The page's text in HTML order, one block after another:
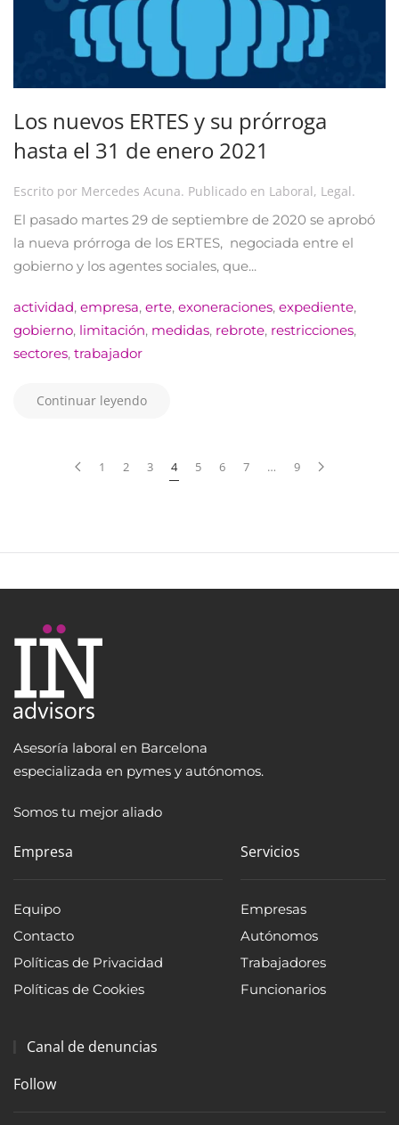
Los nuevos ERTES y su prórroga
hasta el 31 de enero 2021
Escrito por Mercedes Acuna. Publicado en Laboral, Legal.
El pasado martes 29 de septiembre de 2020 se aprobó
la nueva prórroga de los ERTES, negociada entre el
gobierno y los agentes sociales, que...
actividad, empresa, erte, exoneraciones, expediente,
gobierno, limitación, medidas, rebrote, restricciones,
sectores, trabajador
Continuar leyendo
1 2 3 4 5 6 7 … 9
Asesoría laboral en Barcelona
especializada en pymes y autónomos.
Somos tu mejor aliado
Empresa
Equipo
Contacto
Políticas de Privacidad
Políticas de Cookies
Canal de denuncias
Servicios
Empresas
Autónomos
Trabajadores
Funcionarios
Follow